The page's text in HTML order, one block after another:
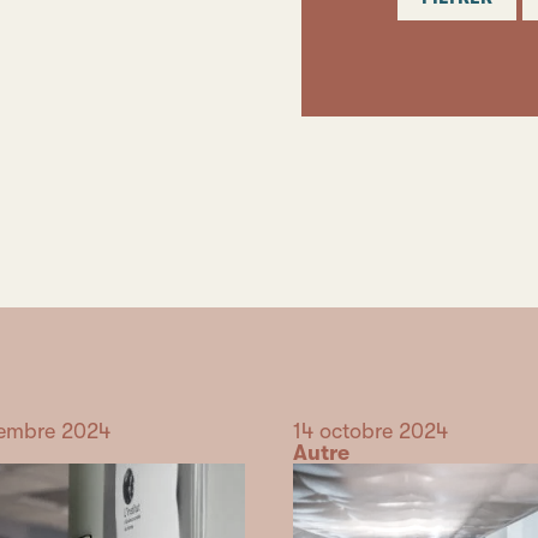
2024
Date
14 octobre 2024
Catégorie
Autre